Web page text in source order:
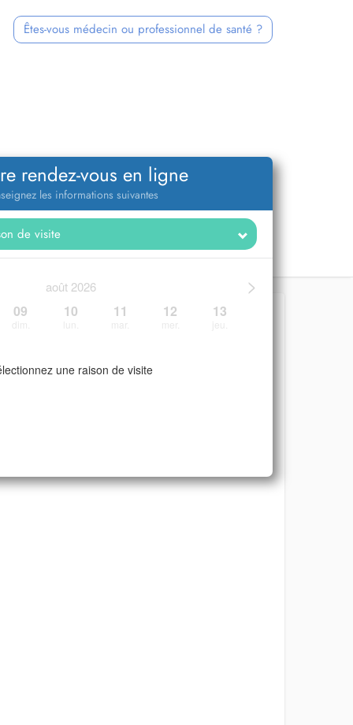
Êtes-vous médecin ou professionnel de santé ?
rendez-vous en ligne
les informations suivantes
>
août 2026
09 10 11 12 13
une raison de visite